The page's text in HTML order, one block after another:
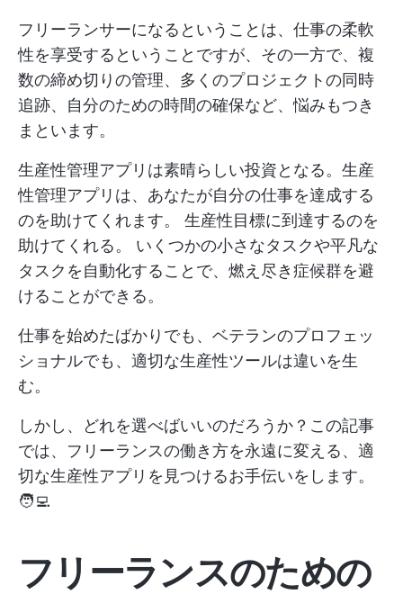
フリーランサーになるということは、仕事の柔軟
性を享受するということですが、その一方で、複
数の締め切りの管理、多くのプロジェクトの同時
追跡、自分のための時間の確保など、悩みもつき
まといます。
生産性管理アプリは素晴らしい投資となる。生産
性管理アプリは、あなたが自分の仕事を達成する
のを助けてくれます。 生産性目標に到達するのを
助けてくれる。
いくつかの小さなタスクや平凡な
タスクを自動化することで、燃え尽き症候群を避
けることができる。
仕事を始めたばかりでも、ベテランのプロフェッ
ショナルでも、適切な生産性ツールは違いを生
む。
しかし、どれを選べばいいのだろうか？この記事
では、フリーランスの働き方を永遠に変える、適
切な生産性アプリを見つけるお手伝いをします。
🧑‍💻
フリーランスのための